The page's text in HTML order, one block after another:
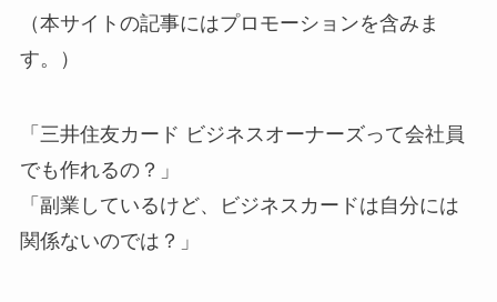
（本サイトの記事にはプロモーションを含みま
す。）
「三井住友カード ビジネスオーナーズって会社員
でも作れるの？」
「副業しているけど、ビジネスカードは自分には
関係ないのでは？」